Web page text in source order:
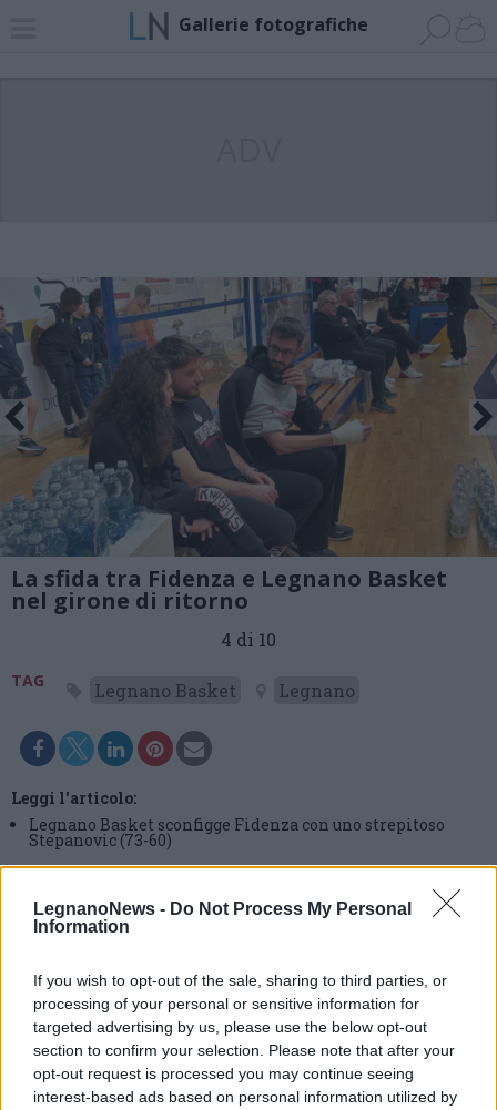
LegnanoNews - Do Not Process My Personal
Information
If you wish to opt-out of the sale, sharing to third parties, or
processing of your personal or sensitive information for
targeted advertising by us, please use the below opt-out
section to confirm your selection. Please note that after your
opt-out request is processed you may continue seeing
interest-based ads based on personal information utilized by
Gallerie fotografiche
La sfida tra Fidenza e Legnano Basket
nel girone di ritorno
4 di 10
TAG Legnano Basket Legnano
Leggi l'articolo:
Legnano Basket sconfigge Fidenza con uno strepitoso
Stepanovic (73-60)